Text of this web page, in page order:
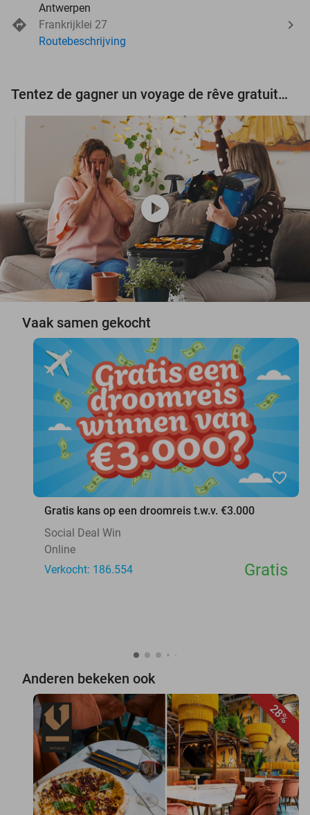
Antwerpen
Frankrijklei 27
Routebeschrijving
Tentez de gagner un voyage de rêve gratuit d'une valeur de 3.000 € !
play_circle
Vaak samen gekocht
favorite_border
Gratis kans op een droomreis t.w.v. €3.000
Social Deal Win
Online
Verkocht: 186.554
Gratis
Anderen bekeken ook
28%